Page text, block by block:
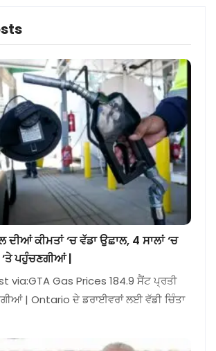
ਦੀਆਂ ਕੀਮਤਾਂ ‘ਚ ਵੱਡਾ ਉਛਾਲ, 4 ਸਾਲਾਂ ‘ਚ
ਪਹੁੰਚਣਗੀਆਂ |
via:GTA Gas Prices 184.9 ਸੈਂਟ ਪ੍ਰਤੀ
| Ontario ਦੇ ਡਰਾਈਵਰਾਂ ਲਈ ਵੱਡੀ ਚਿੰਤਾ